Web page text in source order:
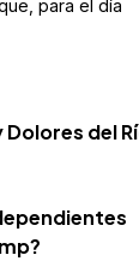
para el día
del